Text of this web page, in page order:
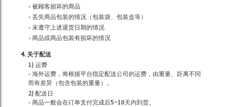
- 被顾客损坏的商品
- 丢失商品包装的情况（包装袋、包装盒等）
- 未遵守上述退货日期的情况
- 商品或商品包装有损坏的情况
4. 关于配送
1) 运费
- 海外运费，将根据平台指定配送公司的运费，由重量、距离不同
而有差异（包含包装的重量）。
2) 配送日
- 商品一般会在订单支付完成后5~10天内到货。